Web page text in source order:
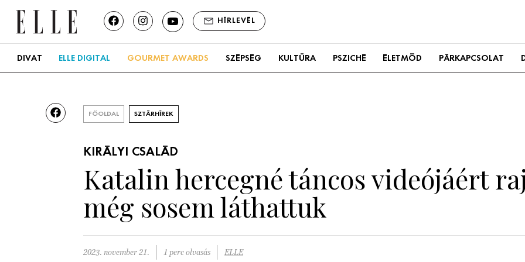
HÍRLEVÉL
DIVAT ELLE DIGITAL GOURMET AWARDS SZÉPSÉG KULTÚRA PSZICHÉ ÉLETMÓD PÁRKAPCSOLAT
FŐOLDAL SZTÁRHÍREK
KIRÁLYI CSALÁD
Katalin hercegné táncos videójáért
még sosem láthattuk
2023. november 21. 1 perc olvasás ELLE